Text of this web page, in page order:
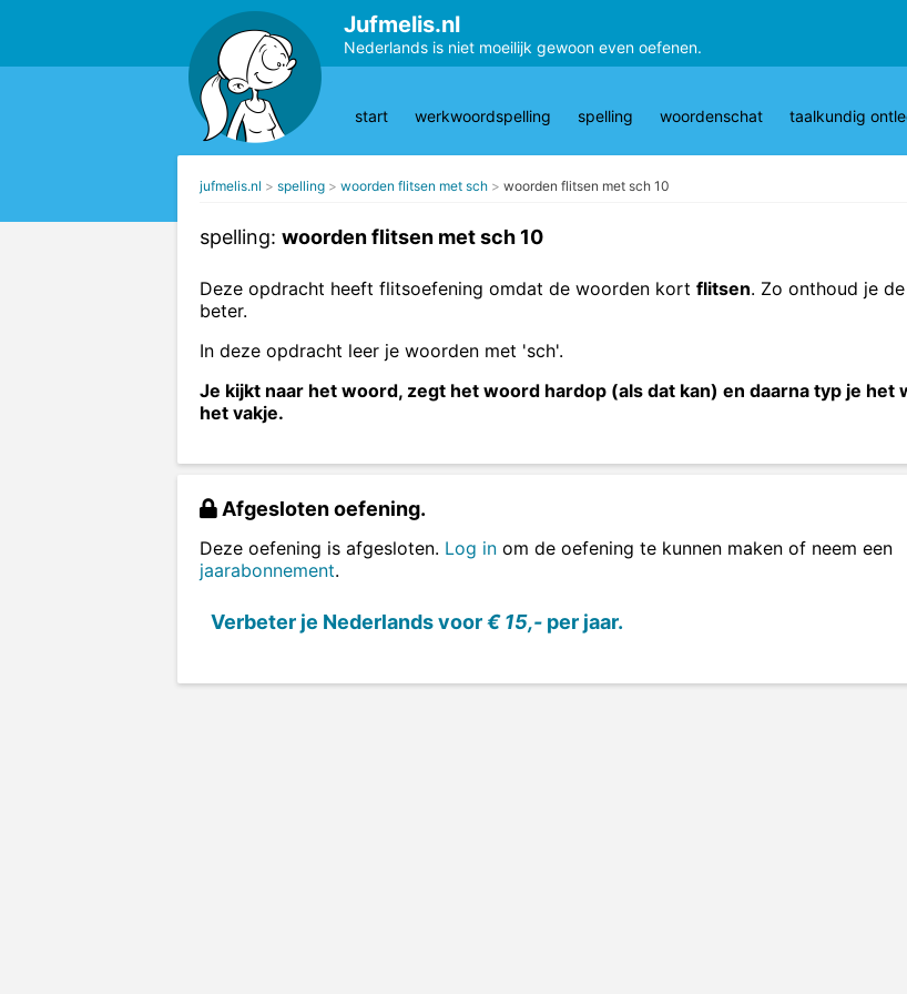
Jufmelis.nl
Nederlands is niet moeilijk gewoon even oefenen.
start werkwoordspelling spelling woordenschat taalkundig
jufmelis.nl spelling woorden flitsen met sch woorden flitsen met sch 10
spelling: woorden flitsen met sch 10
Deze opdracht heeft flitsoefening omdat de woorden kort flitsen. Zo onthoud je
beter.
In deze opdracht leer je woorden met 'sch'.
Je kijkt naar het woord, zegt het woord hardop (als dat kan) en daarna typ je het
het vakje.
Afgesloten oefening.
Deze oefening is afgesloten. Log in om de oefening te kunnen maken of neem een
jaarabonnement.
Verbeter je Nederlands voor€ 15,- per jaar.